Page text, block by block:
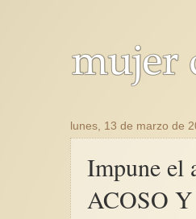
lunes, 13 de marzo de
Impune el
ACOSO